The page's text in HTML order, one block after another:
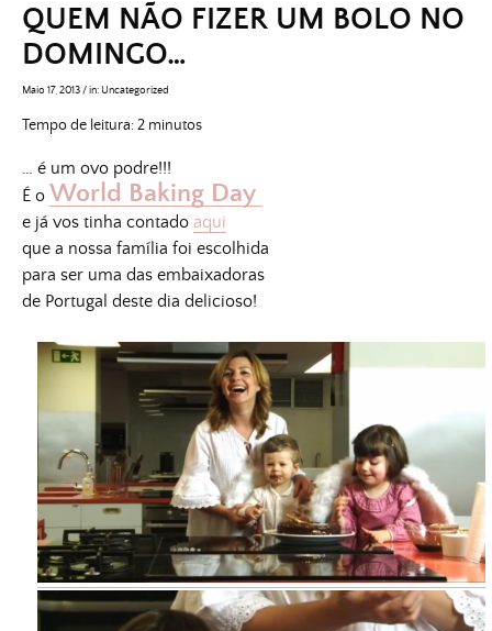
QUEM NÃO FIZER UM BOLO NO
DOMINGO…
Maio 17, 2013/in: Uncategorized
Tempo de leitura:2 minutos
… é um ovo podre!!!
É o World Baking Day
e já vos tinha contado aqui
que a nossa família foi escolhida
para ser uma das embaixadoras
de Portugal deste dia delicioso!